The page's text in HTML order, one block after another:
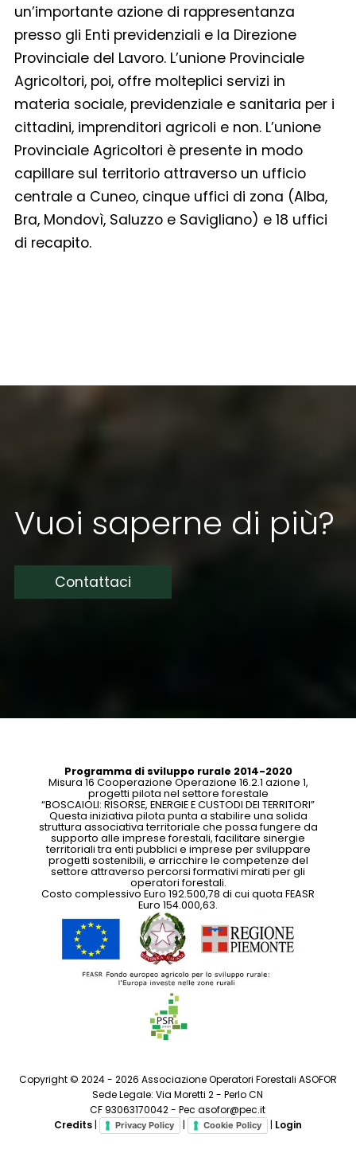
un’importante azione di rappresentanza
presso gli Enti previdenziali e la Direzione
Provinciale del Lavoro. L’unione Provinciale
Agricoltori, poi, offre molteplici servizi in
materia sociale, previdenziale e sanitaria per i
cittadini, imprenditori agricoli e non. L’unione
Provinciale Agricoltori è presente in modo
capillare sul territorio attraverso un ufficio
centrale a Cuneo, cinque uffici di zona (Alba,
Bra, Mondovì, Saluzzo e Savigliano) e 18 uffici
di recapito.
Vuoi saperne di più?
Contattaci
Programma di sviluppo rurale 2014-2020
Misura 16 Cooperazione Operazione 16.2.1 azione 1,
progetti pilota nel settore forestale
“BOSCAIOLI: RISORSE, ENERGIE E CUSTODI DEI TERRITORI”
Questa iniziativa pilota punta a stabilire una solida
struttura associativa territoriale che possa fungere da
supporto alle imprese forestali, facilitare sinergie
territoriali tra enti pubblici e imprese per sviluppare
progetti sostenibili, e arricchire le competenze del
settore attraverso percorsi formativi mirati per gli
operatori forestali.
Costo complessivo Euro 192.500,78 di cui quota FEASR
Euro 154.000,63.
Copyright © 2024 - 2026 Associazione Operatori Forestali ASOFOR
Sede Legale: Via Moretti 2 - Perlo CN
CF 93063170042 - Pec asofor@pec.it
Credits| Privacy Policy | Cookie Policy | Login